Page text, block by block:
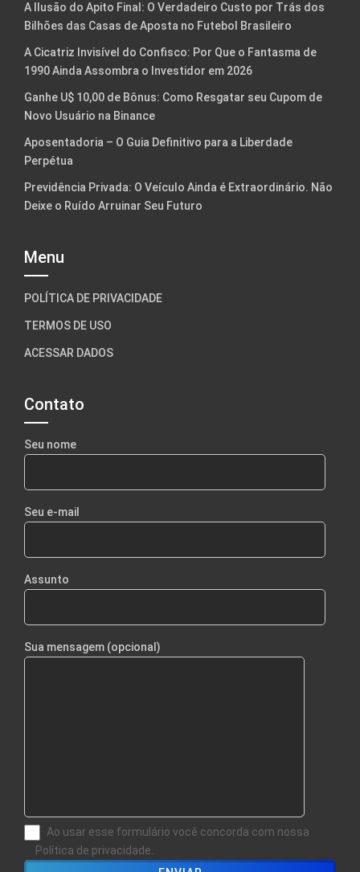
A Ilusão do Apito Final: O Verdadeiro Custo por Trás dos
Bilhões das Casas de Aposta no Futebol Brasileiro
A Cicatriz Invisível do Confisco: Por Que o Fantasma de
1990 Ainda Assombra o Investidor em 2026
Ganhe U$ 10,00 de Bônus: Como Resgatar seu Cupom de
Novo Usuário na Binance
Aposentadoria – O Guia Definitivo para a Liberdade
Perpétua
Previdência Privada: O Veículo Ainda é Extraordinário. Não
Deixe o Ruído Arruinar Seu Futuro
Menu
POLÍTICA DE PRIVACIDADE
TERMOS DE USO
ACESSAR DADOS
Contato
Seu nome
Seu e-mail
Assunto
Sua mensagem (opcional)
Ao usar esse formulário você concorda com nossa
Política de privacidade.